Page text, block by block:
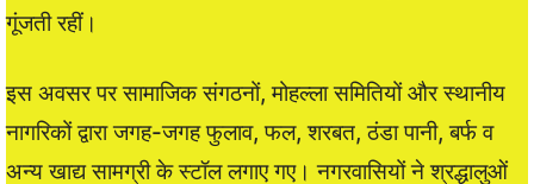
गूंजती रहीं।
इस अवसर पर सामाजिक संगठनों, मोहल्ला समितियों और स्थानीय
नागरिकों द्वारा जगह-जगह फुलाव, फल, शरबत, ठंडा पानी, बर्फ व
अन्य खाद्य सामग्री के स्टॉल लगाए गए। नगरवासियों ने श्रद्धालुओं